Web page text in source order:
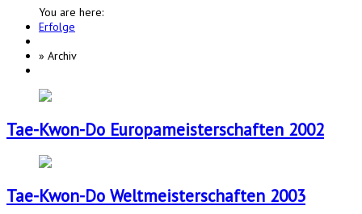
You are here:
Erfolge
» Archiv
Tae-Kwon-Do Europameisterschaften 2002
Tae-Kwon-Do Weltmeisterschaften 2003